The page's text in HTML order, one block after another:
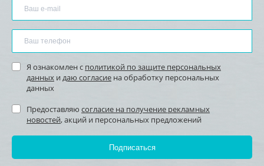
Я ознакомлен с политикой по защите персональных
данных и даю согласие на обработку персональных
данных
Предоставляю согласие на получение рекламных
новостей, акций и персональных предложений